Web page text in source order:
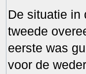
De situatie in
tweede
eerste was
voor de